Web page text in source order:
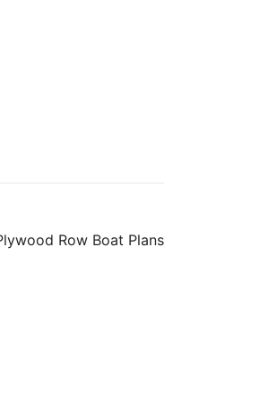
Row Boat Plans